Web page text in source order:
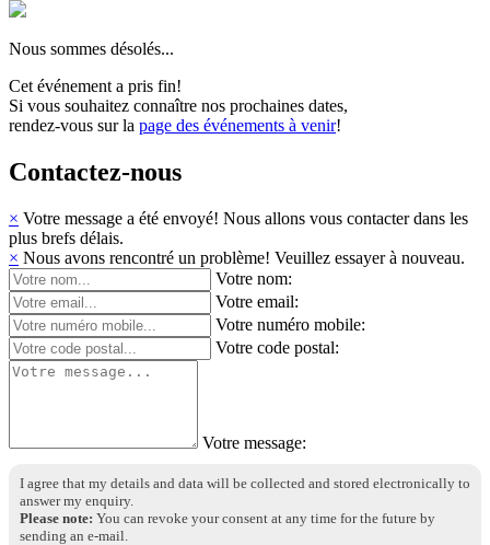
Nous sommes désolés...
Cet événement a pris fin!
Si vous souhaitez connaître nos prochaines dates,
rendez-vous sur la page des événements à venir!
Contactez-nous
× Votre message a été envoyé! Nous allons vous contacter dans les
plus brefs délais.
× Nous avons rencontré un problème! Veuillez essayer à nouveau.
Votre nom:
Votre email:
Votre numéro mobile:
Votre code postal:
Votre message:
I agree that my details and data will be collected and stored electronically to
answer my enquiry.
Please note: You can revoke your consent at any time for the future by
sending an e‑mail.